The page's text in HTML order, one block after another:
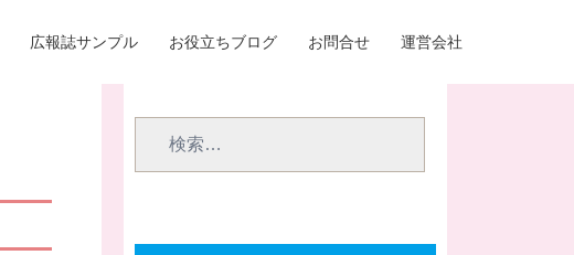
広報誌サンプル お役立ちブログ お問合せ 運営会社